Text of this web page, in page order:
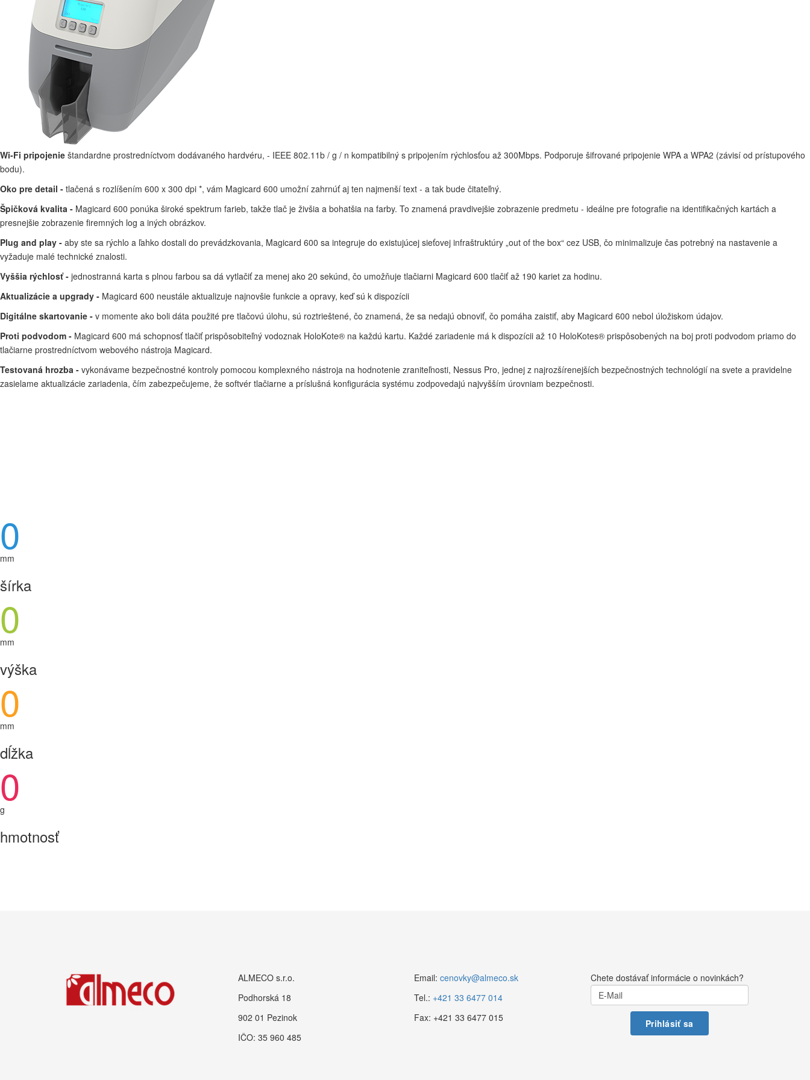
Wi-Fi pripojenie štandardne prostredníctvom dodávaného hardvéru, - IEEE 802.11b / g / n kompatibilný s pripojením rýchlosťou až 300Mbps. Podporuje šifrované pripojenie WPA a WPA2 (závisí od prístupového
bodu).
Oko pre detail - tlačená s rozlíšením 600 x 300 dpi *, vám Magicard 600 umožní zahrnúť aj ten najmenší text - a tak bude čitateľný.
Špičková kvalita - Magicard 600 ponúka široké spektrum farieb, takže tlač je živšia a bohatšia na farby. To znamená pravdivejšie zobrazenie predmetu - ideálne pre fotografie na identifikačných kartách a
presnejšie zobrazenie firemných log a iných obrázkov.
Plug and play - aby ste sa rýchlo a ľahko dostali do prevádzkovania, Magicard 600 sa integruje do existujúcej sieťovej infraštruktúry „out of the box“ cez USB, čo minimalizuje čas potrebný na nastavenie a
vyžaduje malé technické znalosti.
Vyššia rýchlosť - jednostranná karta s plnou farbou sa dá vytlačiť za menej ako 20 sekúnd, čo umožňuje tlačiarni Magicard 600 tlačiť až 190 kariet za hodinu.
Aktualizácie a upgrady - Magicard 600 neustále aktualizuje najnovšie funkcie a opravy, keď sú k dispozícii
Digitálne skartovanie - v momente ako boli dáta použité pre tlačovú úlohu, sú roztrieštené, čo znamená, že sa nedajú obnoviť, čo pomáha zaistiť, aby Magicard 600 nebol úložiskom údajov.
Proti podvodom - Magicard 600 má schopnosť tlačiť prispôsobiteľný vodoznak HoloKote® na každú kartu. Každé zariadenie má k dispozícii až 10 HoloKotes® prispôsobených na boj proti podvodom priamo do
tlačiarne prostredníctvom webového nástroja Magicard.
Testovaná hrozba - vykonávame bezpečnostné kontroly pomocou komplexného nástroja na hodnotenie zraniteľnosti, Nessus Pro, jednej z najrozšírenejších bezpečnostných technológií na svete a pravidelne
zasielame aktualizácie zariadenia, čím zabezpečujeme, že softvér tlačiarne a príslušná konfigurácia systému zodpovedajú najvyšším úrovniam bezpečnosti.
0
mm
šírka
0
mm
výška
0
mm
dĺžka
0
g
hmotnosť
ALMECO s.r.o.
Podhorská 18
902 01 Pezinok
IČO: 35 960 485
Email: cenovky@almeco.sk
Tel.: +421 33 6477 014
Fax: +421 33 6477 015
Chete dostávať informácie o novinkách?